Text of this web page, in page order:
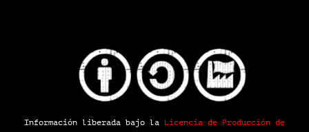
Información liberada bajo la Licencia de Producción de